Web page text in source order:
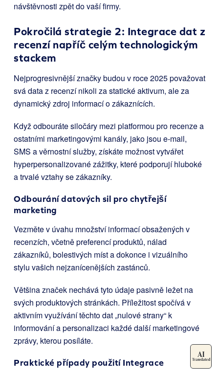
návštěvnosti zpět do vaší firmy.
Pokročilá strategie 2: Integrace dat z
recenzí napříč celým technologickým
stackem
Nejprogresivnější značky budou v roce 2025 považovat
svá data z recenzí nikoli za statické aktivum, ale za
dynamický zdroj informací o zákaznících.
Když odbouráte siločáry mezi platformou pro recenze a
ostatními marketingovými kanály, jako jsou e-mail,
SMS a věrnostní služby, získáte možnost vytvářet
hyperpersonalizované zážitky, které podporují hluboké
a trvalé vztahy se zákazníky.
Odbourání datových sil pro chytřejší
marketing
Vezměte v úvahu množství informací obsažených v
recenzích, včetně preferencí produktů, nálad
zákazníků, bolestivých míst a dokonce i vizuálního
stylu vašich nejzanícenějších zastánců.
Většina značek nechává tyto údaje pasivně ležet na
svých produktových stránkách. Příležitost spočívá v
aktivním využívání těchto dat „nulové strany“ k
informování a personalizaci každé další marketingové
zprávy, kterou posíláte.
Praktické případy použití Integrace